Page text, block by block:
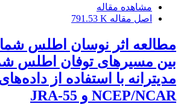
مشاهده مقاله
اصل مقاله 791.53 K
مطالعه اثر نوسان اطلس
بین مسیرهای توفان اطلس
مدیترانه با استفاده از
NCEP/NCAR و JRA-55